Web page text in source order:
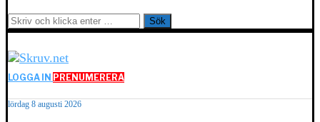
Sök
LOGGA IN PRENUMERERA
lördag 8 augusti 2026